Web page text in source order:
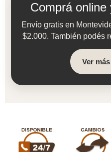
Comprá
Envío gratis en
$2.000. También podés
Ver